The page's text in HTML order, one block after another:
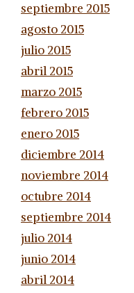
septiembre 2015
agosto 2015
julio 2015
abril 2015
marzo 2015
febrero 2015
enero 2015
diciembre 2014
noviembre 2014
octubre 2014
septiembre 2014
julio 2014
junio 2014
abril 2014